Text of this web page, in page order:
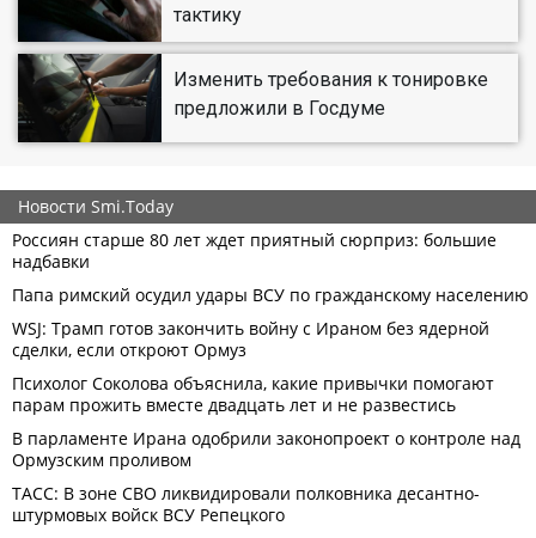
тактику
Изменить требования к тонировке
предложили в Госдуме